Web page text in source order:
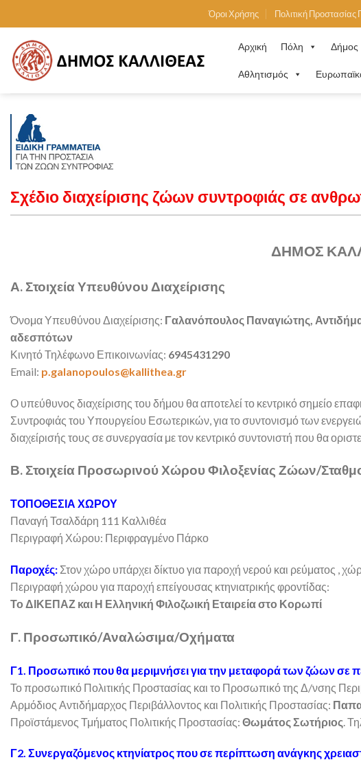
to
content
Όροι Χρήσης Πολιτική
Αρχική Πόλη Δήμος
Αθλητισμός
Σχέδιο διαχείρισης ζώων συντροφιάς σε
ΔΗΜΟΣ
Α. Στοιχεία Υπευθύνου Διαχείρισης
Όνομα Υπευθύνου Διαχείρισης: Γαλανόπουλος Παναγιώτης,
αδεσπότων
Κινητό Τηλέφωνο Επικοινωνίας: 6945431290
Email: p.galanopoulos@kallithea.gr
Ο υπεύθυνος διαχείρισης του δήμου θα αποτελεί το κεντρικό σημείο
Συντροφιάς του Υπουργείου Εσωτερικών, για το συντονισμό των
διαχείρισής τους σε συνεργασία με τον κεντρικό συντονιστή που θα
Β. Στοιχεία Προσωρινού Χώρου Φιλοξενίας Ζώων/
ΤΟΠΟΘΕΣΙΑ ΧΩΡΟΥ
Παναγή Τσαλδάρη 111 Καλλιθέα
Περιγραφή Χώρου: Περιφραγμένο Πάρκο
Παροχές: Στον χώρο υπάρχει δίκτυο για παροχή νερού και ρεύματος ,
Περιγραφή χώρου για παροχή επείγουσας κτηνιατρικής φροντίδας:
Το ΔΙΚΕΠΑΖ και Η Ελληνική Φιλοζωική Εταιρεία στο Κορωπί
Γ. Προσωπικό/Αναλώσιμα/Οχήματα
Γ1. Προσωπικό που θα μεριμνήσει για την μεταφορά των ζώων σε
Το προσωπικό Πολιτικής Προστασίας και το Προσωπικό της Δ/νσης
Αρμόδιος Αντιδήμαρχος Περιβάλλοντος και Πολιτικής Προστασίας:
Προϊστάμενος Τμήματος Πολιτικής Προστασίας: Θωμάτος Σωτήριος .
Γ2. Συνεργαζόμενος κτηνίατρος που σε περίπτωση ανάγκης